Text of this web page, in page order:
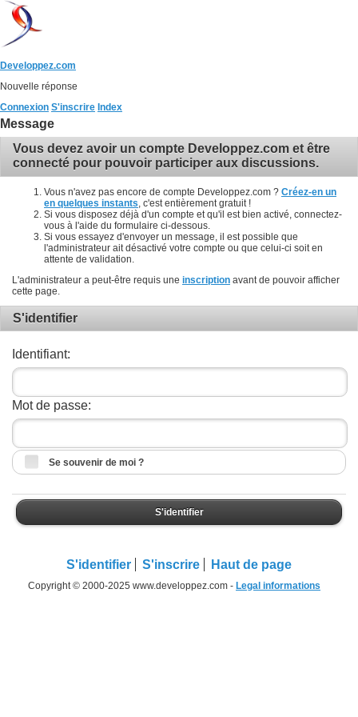
Developpez.com
Nouvelle réponse
Connexion S'inscrire Index
Message
Vous devez avoir un compte Developpez.com et être
connecté pour pouvoir participer aux discussions.
Vous n'avez pas encore de compte Developpez.com ? Créez-en un
en quelques instants , c'est entièrement gratuit !
Si vous disposez déjà d'un compte et qu'il est bien activé, connectez-
vous à l'aide du formulaire ci-dessous.
Si vous essayez d'envoyer un message, il est possible que
l'administrateur ait désactivé votre compte ou que celui-ci soit en
attente de validation.
L'administrateur a peut-être requis une inscription avant de pouvoir afficher
cette page.
S'identifier
Identifiant:
Mot de passe:
Se souvenir de moi ?
S'identifier
S'identifier S'inscrire Haut de page
Copyright © 2000-2025 www.developpez.com - Legal informations